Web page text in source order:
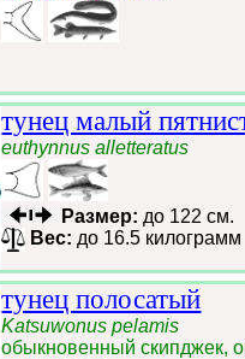
тунец малый
euthynnus alletteratus
Размер: до 122 см.
Вес: до 16.5 килограмм
тунец полосатый
Katsuwonus pelamis
обыкновенный скипджек,